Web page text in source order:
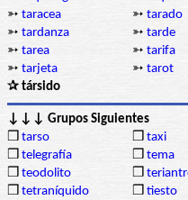
➳ taracea ➳ tarado
➳ tardanza ➳ tarde
➳ tarea ➳ tarifa
➳ tarjeta ➳ tarot
✰ társido
↓↓↓ Grupos Siguientes
❒ tarso ❒ taxi
❒ telegrafía ❒ tema
❒ teodolito ❒
❒ tetraníquido ❒ tiesto